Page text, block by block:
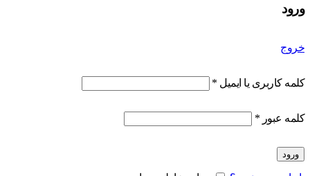
ورود
خروج
کلمه کاربری یا ایمیل *
کلمه عبور *
ورود